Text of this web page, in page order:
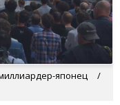
японец /